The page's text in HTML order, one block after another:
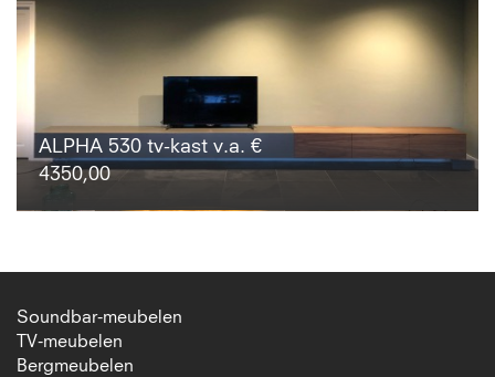
ALPHA 530 tv-kast v.a. €
4350,00
Soundbar-meubelen
TV-meubelen
Bergmeubelen